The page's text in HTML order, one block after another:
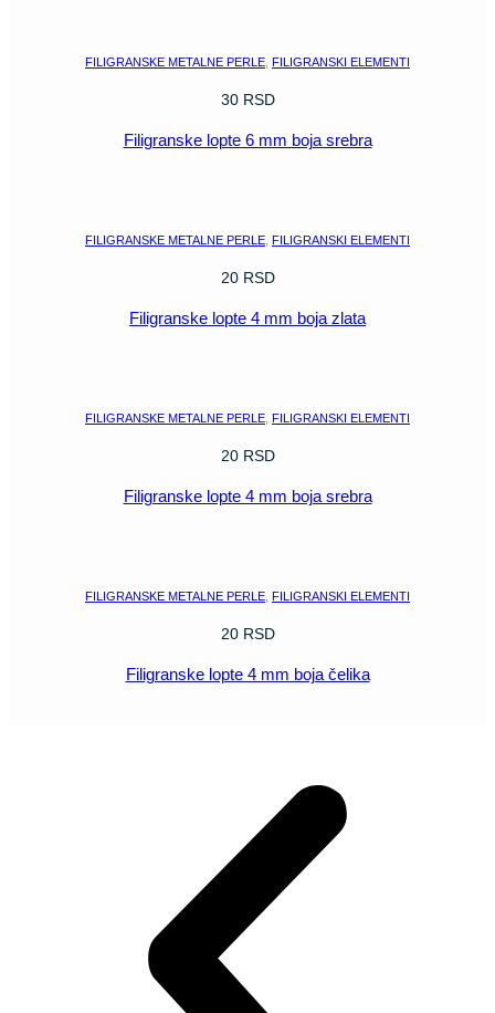
FILIGRANSKE METALNE PERLE FILIGRANSKI ELEMENTI
30 RSD
Filigranske lopte 6 mm boja srebra
FILIGRANSKE METALNE PERLE FILIGRANSKI ELEMENTI
20 RSD
Filigranske lopte 4 mm boja zlata
FILIGRANSKE METALNE PERLE FILIGRANSKI ELEMENTI
20 RSD
Filigranske lopte 4 mm boja srebra
FILIGRANSKE METALNE PERLE FILIGRANSKI ELEMENTI
20 RSD
Filigranske lopte 4 mm boja čelika